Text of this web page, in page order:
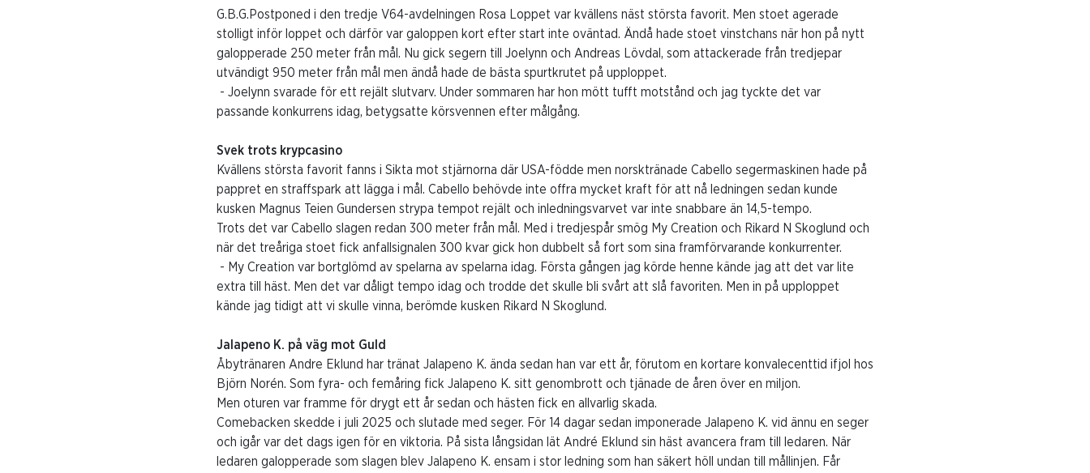
G.B.G.Postponed i den tredje V64-avdelningen Rosa Loppet var kvällens näst största favorit. Men stoet agerade
stolligt inför loppet och därför var galoppen kort efter start inte oväntad. Ändå hade stoet vinstchans när hon på nytt
galopperade 250 meter från mål. Nu gick segern till Joelynn och Andreas Lövdal, som attackerade från tredjepar
utvändigt 950 meter från mål men ändå hade de bästa spurtkrutet på upploppet.
- Joelynn svarade för ett rejält slutvarv. Under sommaren har hon mött tufft motstånd och jag tyckte det var
passande konkurrens idag, betygsatte körsvennen efter målgång.
Svek trots krypcasino
Kvällens största favorit fanns i Sikta mot stjärnorna där USA-födde men norsktränade Cabello segermaskinen hade på
pappret en straffspark att lägga i mål. Cabello behövde inte offra mycket kraft för att nå ledningen sedan kunde
kusken Magnus Teien Gundersen strypa tempot rejält och inledningsvarvet var inte snabbare än 14,5-tempo.
Trots det var Cabello slagen redan 300 meter från mål. Med i tredjespår smög My Creation och Rikard N Skoglund och
när det treåriga stoet fick anfallsignalen 300 kvar gick hon dubbelt så fort som sina framförvarande konkurrenter.
- My Creation var bortglömd av spelarna av spelarna idag. Första gången jag körde henne kände jag att det var lite
extra till häst. Men det var dåligt tempo idag och trodde det skulle bli svårt att slå favoriten. Men in på upploppet
kände jag tidigt att vi skulle vinna, berömde kusken Rikard N Skoglund.
Jalapeno K. på väg mot Guld
Åbytränaren Andre Eklund har tränat Jalapeno K. ända sedan han var ett år, förutom en kortare konvalecenttid ifjol hos
Björn Norén. Som fyra- och femåring fick Jalapeno K. sitt genombrott och tjänade de åren över en miljon.
Men oturen var framme för drygt ett år sedan och hästen fick en allvarlig skada.
Comebacken skedde i juli 2025 och slutade med seger. För 14 dagar sedan imponerade Jalapeno K. vid ännu en seger
och igår var det dags igen för en viktoria. På sista långsidan lät André Eklund sin häst avancera fram till ledaren. När
ledaren galopperade som slagen blev Jalapeno K. ensam i stor ledning som han säkert höll undan till mållinjen. Får